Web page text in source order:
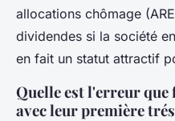
allocations chômage
dividendes si la société
en fait un statut attractif
Quelle est l'erreur que
avec leur première